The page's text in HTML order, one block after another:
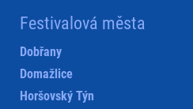
Festivalová města
Dobřany
Domažlice
Horšovský Týn